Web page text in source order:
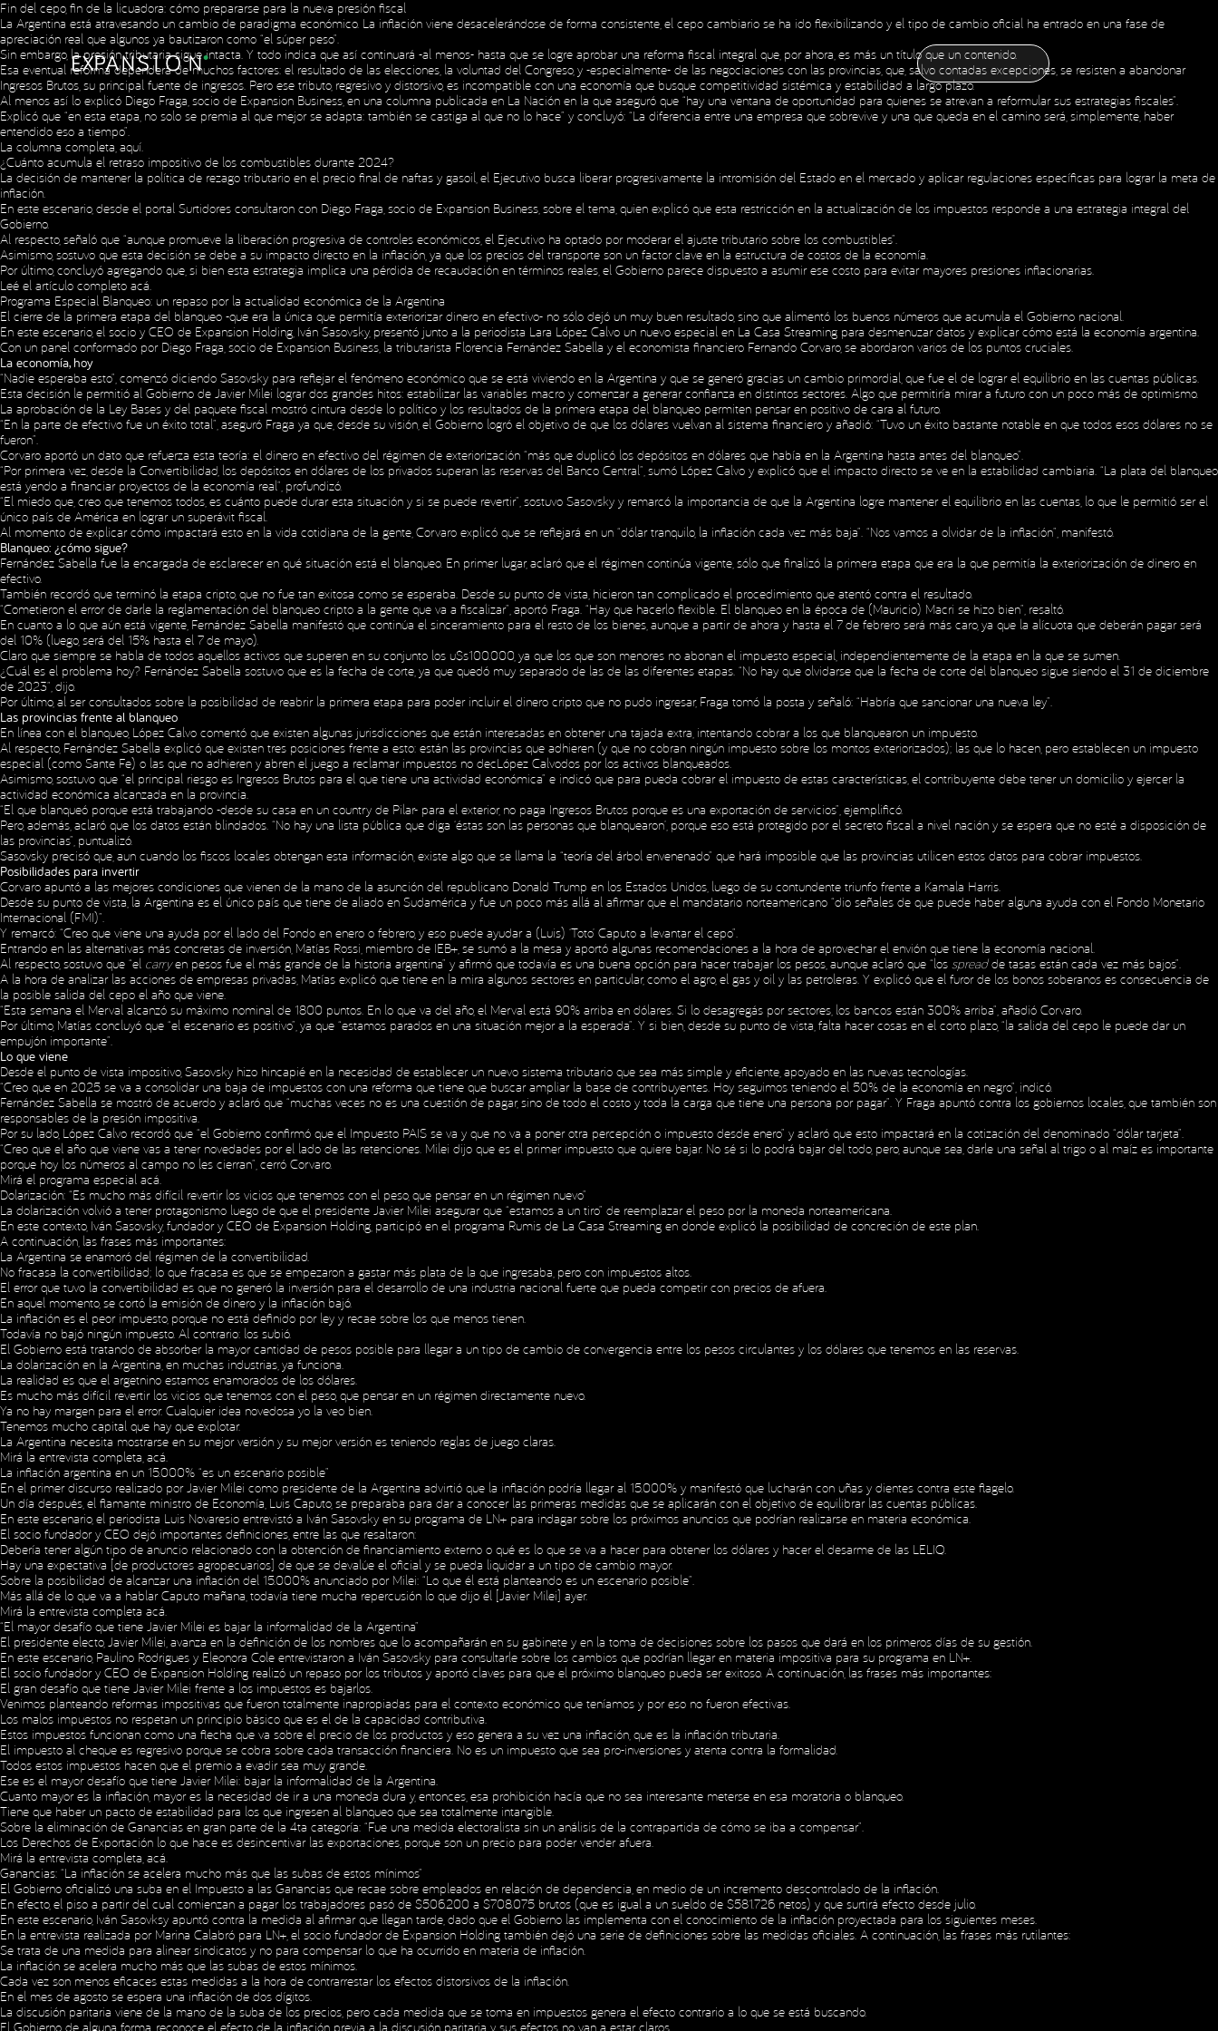
INICIONOSOTROSHOLDING NOTICIAS
CONTÁCTANOS
ESPAÑOL
Fin del cepo, fin de la licuadora: cómo prepararse para la nueva presión fiscal
La Argentina está atravesando un cambio de paradigma económico. La inflación viene desacelerándose de forma consistente, el cepo cambiario se ha ido flexibilizando y el tipo de cambio oficial ha entrado en una fase de
apreciación real que algunos ya bautizaron como “el súper peso”.
Sin embargo, la presión tributaria sigue intacta. Y todo indica que así continuará -al menos- hasta que se logre aprobar una reforma fiscal integral que, por ahora, es más un título que un contenido.
Esa eventual reforma dependerá de muchos factores: el resultado de las elecciones, la voluntad del Congreso, y -especialmente- de las negociaciones con las provincias, que, salvo contadas excepciones, se resisten a abandonar
Ingresos Brutos, su principal fuente de ingresos. Pero ese tributo, regresivo y distorsivo, es incompatible con una economía que busque competitividad sistémica y estabilidad a largo plazo.
Al menos así lo explicó Diego Fraga, socio de Expansion Business, en una columna publicada en La Nación en la que aseguró que “hay una ventana de oportunidad para quienes se atrevan a reformular sus estrategias fiscales”.
Explicó que “en esta etapa, no solo se premia al que mejor se adapta: también se castiga al que no lo hace” y concluyó: “La diferencia entre una empresa que sobrevive y una que queda en el camino será, simplemente, haber
entendido eso a tiempo”.
La columna completa, aquí.
¿Cuánto acumula el retraso impositivo de los combustibles durante 2024?
La decisión de mantener la política de rezago tributario en el precio final de naftas y gasoil, el Ejecutivo busca liberar progresivamente la intromisión del Estado en el mercado y aplicar regulaciones específicas para lograr la meta de
inflación.
En este escenario, desde el portal Surtidores consultaron con Diego Fraga, socio de Expansion Business, sobre el tema, quien explicó que esta restricción en la actualización de los impuestos responde a una estrategia integral del
Gobierno.
Al respecto, señaló que “aunque promueve la liberación progresiva de controles económicos, el Ejecutivo ha optado por moderar el ajuste tributario sobre los combustibles”.
Asimismo, sostuvo que esta decisión se debe a su impacto directo en la inflación, ya que los precios del transporte son un factor clave en la estructura de costos de la economía.
Por último, concluyó agregando que, si bien esta estrategia implica una pérdida de recaudación en términos reales, el Gobierno parece dispuesto a asumir ese costo para evitar mayores presiones inflacionarias.
Leé el artículo completo acá.
Programa Especial Blanqueo: un repaso por la actualidad económica de la Argentina
El cierre de la primera etapa del blanqueo -que era la única que permitía exteriorizar dinero en efectivo- no sólo dejó un muy buen resultado, sino que alimentó los buenos números que acumula el Gobierno nacional.
En este escenario, el socio y CEO de Expansion Holding, Iván Sasovsky, presentó junto a la periodista Lara López Calvo un nuevo especial en La Casa Streaming para desmenuzar datos y explicar cómo está la economía argentina.
Con un panel conformado por Diego Fraga, socio de Expansion Business, la tributarista Florencia Fernández Sabella y el economista financiero Fernando Corvaro, se abordaron varios de los puntos cruciales.
La economía, hoy
“Nadie esperaba esto”, comenzó diciendo Sasovsky para reflejar el fenómeno económico que se está viviendo en la Argentina y que se generó gracias un cambio primordial, que fue el de lograr el equilibrio en las cuentas públicas.
Esta decisión le permitió al Gobierno de Javier Milei lograr dos grandes hitos: estabilizar las variables macro y comenzar a generar confianza en distintos sectores. Algo que permitiría mirar a futuro con un poco más de optimismo.
La aprobación de la Ley Bases y del paquete fiscal mostró cintura desde lo político y los resultados de la primera etapa del blanqueo permiten pensar en positivo de cara al futuro.
“En la parte de efectivo fue un éxito total”, aseguró Fraga ya que, desde su visión, el Gobierno logró el objetivo de que los dólares vuelvan al sistema financiero y añadió: “Tuvo un éxito bastante notable en que todos esos dólares no se
fueron”.
Corvaro aportó un dato que refuerza esta teoría: el dinero en efectivo del régimen de exteriorización “más que duplicó los depósitos en dólares que había en la Argentina hasta antes del blanqueo”.
“Por primera vez, desde la Convertibilidad, los depósitos en dólares de los privados superan las reservas del Banco Central”, sumó López Calvo y explicó que el impacto directo se ve en la estabilidad cambiaria. “La plata del blanqueo
está yendo a financiar proyectos de la economía real”, profundizó.
“El miedo que, creo que tenemos todos, es cuánto puede durar esta situación y si se puede revertir”, sostuvo Sasovsky y remarcó la importancia de que la Argentina logre mantener el equilibrio en las cuentas, lo que le permitió ser el
único país de América en lograr un superávit fiscal.
Al momento de explicar cómo impactará esto en la vida cotidiana de la gente, Corvaro explicó que se reflejará en un “dólar tranquilo, la inflación cada vez más baja”. “Nos vamos a olvidar de la inflación”, manifestó.
Blanqueo: ¿cómo sigue?
Fernández Sabella fue la encargada de esclarecer en qué situación está el blanqueo. En primer lugar, aclaró que el régimen continúa vigente, sólo que finalizó la primera etapa que era la que permitía la exteriorización de dinero en
efectivo.
También recordó que terminó la etapa cripto, que no fue tan exitosa como se esperaba. Desde su punto de vista, hicieron tan complicado el procedimiento que atentó contra el resultado.
“Cometieron el error de darle la reglamentación del blanqueo cripto a la gente que va a fiscalizar”, aportó Fraga. “Hay que hacerlo flexible. El blanqueo en la época de (Mauricio) Macri se hizo bien”, resaltó.
En cuanto a lo que aún está vigente, Fernández Sabella manifestó que continúa el sinceramiento para el resto de los bienes, aunque a partir de ahora y hasta el 7 de febrero será más caro, ya que la alícuota que deberán pagar será
del 10% (luego, será del 15% hasta el 7 de mayo).
Claro que siempre se habla de todos aquellos activos que superen en su conjunto los u$s100.000, ya que los que son menores no abonan el impuesto especial, independientemente de la etapa en la que se sumen.
¿Cuál es el problema hoy? Fernández Sabella sostuvo que es la fecha de corte, ya que quedó muy separado de las de las diferentes etapas. “No hay que olvidarse que la fecha de corte del blanqueo sigue siendo el 31 de diciembre
de 2023”, dijo.
Por último, al ser consultados sobre la posibilidad de reabrir la primera etapa para poder incluir el dinero cripto que no pudo ingresar, Fraga tomó la posta y señaló: “Habría que sancionar una nueva ley”.
Las provincias frente al blanqueo
En línea con el blanqueo, López Calvo comentó que existen algunas jurisdicciones que están interesadas en obtener una tajada extra, intentando cobrar a los que blanquearon un impuesto.
Al respecto, Fernández Sabella explicó que existen tres posiciones frente a esto: están las provincias que adhieren (y que no cobran ningún impuesto sobre los montos exteriorizados); las que lo hacen, pero establecen un impuesto
especial (como Sante Fe) o las que no adhieren y abren el juego a reclamar impuestos no decLópez Calvodos por los activos blanqueados.
Asimismo, sostuvo que “el principal riesgo es Ingresos Brutos para el que tiene una actividad económica” e indicó que para pueda cobrar el impuesto de estas características, el contribuyente debe tener un domicilio y ejercer la
actividad económica alcanzada en la provincia.
“El que blanqueó porque está trabajando -desde su casa en un country de Pilar- para el exterior, no paga Ingresos Brutos porque es una exportación de servicios”, ejemplificó.
Pero, además, aclaró que los datos están blindados. “No hay una lista pública que diga ‘éstas son las personas que blanquearon’, porque eso está protegido por el secreto fiscal a nivel nación y se espera que no esté a disposición de
las provincias”, puntualizó.
Sasovsky precisó que, aun cuando los fiscos locales obtengan esta información, existe algo que se llama la “teoría del árbol envenenado” que hará imposible que las provincias utilicen estos datos para cobrar impuestos.
Posibilidades para invertir
Corvaro apuntó a las mejores condiciones que vienen de la mano de la asunción del republicano Donald Trump en los Estados Unidos, luego de su contundente triunfo frente a Kamala Harris.
Desde su punto de vista, la Argentina es el único país que tiene de aliado en Sudamérica y fue un poco más allá al afirmar que el mandatario norteamericano “dio señales de que puede haber alguna ayuda con el Fondo Monetario
Internacional (FMI)”.
Y remarcó: “Creo que viene una ayuda por el lado del Fondo en enero o febrero, y eso puede ayudar a (Luis) ‘Toto’ Caputo a levantar el cepo”.
Entrando en las alternativas más concretas de inversión, Matías Rossi, miembro de IEB+, se sumó a la mesa y aportó algunas recomendaciones a la hora de aprovechar el envión que tiene la economía nacional.
Al respecto, sostuvo que “el carryen pesos fue el más grande de la historia argentina” y afirmó que todavía es una buena opción para hacer trabajar los pesos, aunque aclaró que “los spreadde tasas están cada vez más bajos”.
A la hora de analizar las acciones de empresas privadas, Matías explicó que tiene en la mira algunos sectores en particular, como el agro, el gas y oil y las petroleras. Y explicó que el furor de los bonos soberanos es consecuencia de
la posible salida del cepo el año que viene.
“Esta semana el Merval alcanzó su máximo nominal de 1800 puntos. En lo que va del año, el Merval está 90% arriba en dólares. Si lo desagregás por sectores, los bancos están 300% arriba”, añadió Corvaro.
Por último, Matías concluyó que “el escenario es positivo”, ya que “estamos parados en una situación mejor a la esperada”. Y si bien, desde su punto de vista, falta hacer cosas en el corto plazo, “la salida del cepo le puede dar un
empujón importante”.
Lo que viene
Desde el punto de vista impositivo, Sasovsky hizo hincapié en la necesidad de establecer un nuevo sistema tributario que sea más simple y eficiente, apoyado en las nuevas tecnologías.
“Creo que en 2025 se va a consolidar una baja de impuestos con una reforma que tiene que buscar ampliar la base de contribuyentes. Hoy seguimos teniendo el 50% de la economía en negro”, indicó.
Fernández Sabella se mostró de acuerdo y aclaró que “muchas veces no es una cuestión de pagar, sino de todo el costo y toda la carga que tiene una persona por pagar”. Y Fraga apuntó contra los gobiernos locales, que también son
responsables de la presión impositiva.
Por su lado, López Calvo recordó que “el Gobierno confirmó que el Impuesto PAIS se va y que no va a poner otra percepción o impuesto desde enero” y aclaró que esto impactará en la cotización del denominado “dólar tarjeta”.
“Creo que el año que viene vas a tener novedades por el lado de las retenciones. Milei dijo que es el primer impuesto que quiere bajar. No sé si lo podrá bajar del todo, pero, aunque sea, darle una señal al trigo o al maíz es importante
porque hoy los números al campo no les cierran”, cerró Corvaro.
Mirá el programa especial acá.
Dolarización: “Es mucho más difícil revertir los vicios que tenemos con el peso, que pensar en un régimen nuevo”
La dolarización volvió a tener protagonismo luego de que el presidente Javier Milei asegurar que “estamos a un tiro” de reemplazar el peso por la moneda norteamericana.
En este contexto, Iván Sasovsky, fundador y CEO de Expansion Holding, participó en el programa Rumis de La Casa Streaming en donde explicó la posibilidad de concreción de este plan.
A continuación, las frases más importantes:
La Argentina se enamoró del régimen de la convertibilidad.
No fracasa la convertibilidad; lo que fracasa es que se empezaron a gastar más plata de la que ingresaba, pero con impuestos altos.
El error que tuvo la convertibilidad es que no generó la inversión para el desarrollo de una industria nacional fuerte que pueda competir con precios de afuera.
En aquel momento, se cortó la emisión de dinero y la inflación bajó.
La inflación es el peor impuesto, porque no está definido por ley y recae sobre los que menos tienen.
Todavía no bajó ningún impuesto. Al contrario: los subió.
El Gobierno está tratando de absorber la mayor cantidad de pesos posible para llegar a un tipo de cambio de convergencia entre los pesos circulantes y los dólares que tenemos en las reservas.
La dolarización en la Argentina, en muchas industrias, ya funciona.
La realidad es que el argetnino estamos enamorados de los dólares.
Es mucho más difícil revertir los vicios que tenemos con el peso, que pensar en un régimen directamente nuevo.
Ya no hay margen para el error. Cualquier idea novedosa yo la veo bien.
Tenemos mucho capital que hay que explotar.
La Argentina necesita mostrarse en su mejor versión y su mejor versión es teniendo reglas de juego claras.
Mirá la entrevista completa, acá.
La inflación argentina en un 15.000% “es un escenario posible”
En el primer discurso realizado por Javier Milei como presidente de la Argentina advirtió que la inflación podría llegar al 15.000% y manifestó que lucharán con uñas y dientes contra este flagelo.
Un día después, el flamante ministro de Economía, Luis Caputo, se preparaba para dar a conocer las primeras medidas que se aplicarán con el objetivo de equilibrar las cuentas públicas.
En este escenario, el periodista Luis Novaresio entrevistó a Iván Sasovsky en su programa de LN+ para indagar sobre los próximos anuncios que podrían realizarse en materia económica.
El socio fundador y CEO dejó importantes definiciones, entre las que resaltaron:
Debería tener algún tipo de anuncio relacionado con la obtención de financiamiento externo o qué es lo que se va a hacer para obtener los dólares y hacer el desarme de las LELIQ.
Hay una expectativa [de productores agropecuarios] de que se devalúe el oficial y se pueda liquidar a un tipo de cambio mayor.
Sobre la posibilidad de alcanzar una inflación del 15.000% anunciado por Milei: “Lo que él está planteando es un escenario posible”.
Más allá de lo que va a hablar Caputo mañana, todavía tiene mucha repercusión lo que dijo él [Javier Milei] ayer.
Mirá la entrevista completa acá.
“El mayor desafío que tiene Javier Milei es bajar la informalidad de la Argentina”
El presidente electo, Javier Milei, avanza en la definición de los nombres que lo acompañarán en su gabinete y en la toma de decisiones sobre los pasos que dará en los primeros días de su gestión.
En este escenario, Paulino Rodrigues y Eleonora Cole entrevistaron a Iván Sasovsky para consultarle sobre los cambios que podrían llegar en materia impositiva para su programa en LN+.
El socio fundador y CEO de Expansion Holding realizó un repaso por los tributos y aportó claves para que el próximo blanqueo pueda ser exitoso. A continuación, las frases más importantes:
El gran desafío que tiene Javier Milei frente a los impuestos es bajarlos.
Venimos planteando reformas impositivas que fueron totalmente inapropiadas para el contexto económico que teníamos y por eso no fueron efectivas.
Los malos impuestos no respetan un principio básico que es el de la capacidad contributiva.
Estos impuestos funcionan como una flecha que va sobre el precio de los productos y eso genera a su vez una inflación, que es la inflación tributaria.
El impuesto al cheque es regresivo porque se cobra sobre cada transacción financiera. No es un impuesto que sea pro-inversiones y atenta contra la formalidad.
Todos estos impuestos hacen que el premio a evadir sea muy grande.
Ese es el mayor desafío que tiene Javier Milei: bajar la informalidad de la Argentina.
Cuanto mayor es la inflación, mayor es la necesidad de ir a una moneda dura y, entonces, esa prohibición hacía que no sea interesante meterse en esa moratoria o blanqueo.
Tiene que haber un pacto de estabilidad para los que ingresen al blanqueo que sea totalmente intangible.
Sobre la eliminación de Ganancias en gran parte de la 4ta categoría: “Fue una medida electoralista sin un análisis de la contrapartida de cómo se iba a compensar”.
Los Derechos de Exportación lo que hace es desincentivar las exportaciones, porque son un precio para poder vender afuera.
Mirá la entrevista completa, acá.
Ganancias: “La inflación se acelera mucho más que las subas de estos mínimos”
El Gobierno oficializó una suba en el Impuesto a las Ganancias que recae sobre empleados en relación de dependencia, en medio de un incremento descontrolado de la inflación.
En efecto, el piso a partir del cual comienzan a pagar los trabajadores pasó de $506.200 a $708.075 brutos (que es igual a un sueldo de $581.726 netos) y que surtirá efecto desde julio.
En este escenario, Iván Sasovksy apuntó contra la medida al afirmar que llegan tarde, dado que el Gobierno las implementa con el conocimiento de la inflación proyectada para los siguientes meses.
En la entrevista realizada por Marina Calabró para LN+, el socio fundador de Expansion Holding también dejó una serie de definiciones sobre las medidas oficiales. A continuación, las frases más rutilantes:
Se trata de una medida para alinear sindicatos y no para compensar lo que ha ocurrido en materia de inflación.
La inflación se acelera mucho más que las subas de estos mínimos.
Cada vez son menos eficaces estas medidas a la hora de contrarrestar los efectos distorsivos de la inflación.
En el mes de agosto se espera una inflación de dos dígitos.
La discusión paritaria viene de la mano de la suba de los precios, pero cada medida que se toma en impuestos genera el efecto contrario a lo que se está buscando.
El Gobierno, de alguna forma, reconoce el efecto de la inflación previa a la discusión paritaria y sus efectos no van a estar claros.